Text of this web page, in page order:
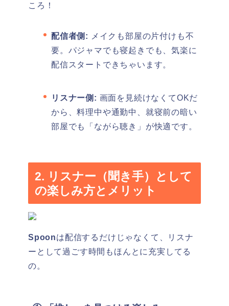
ころ！
配信者側:
メイクも部屋の片付けも不
要。パジャマでも寝起きでも、気楽に
配信スタートできちゃいます。
リスナー側: 画面を見続けなくてOKだ
から、料理中や通勤中、就寝前の暗い
部屋でも「ながら聴き」が快適です。
2. リスナー（聞き手）として
の楽しみ方とメリット
Spoonは配信するだけじゃなくて、リスナ
ーとして過ごす時間もほんとに充実してる
の。